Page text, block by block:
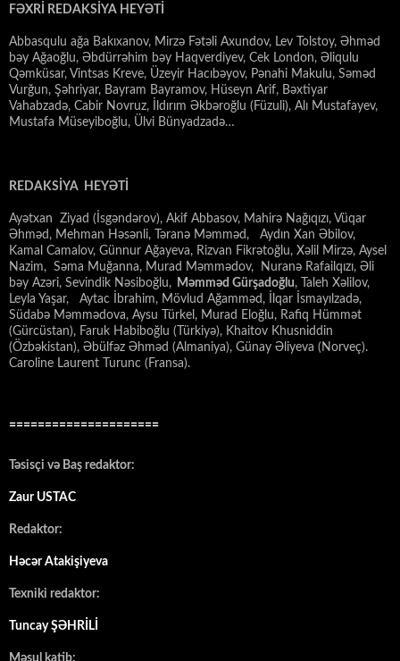
FƏXRİ REDAKSİYA HEYƏTİ
Abbasqulu ağa Bakıxanov, Mirzə Fətəli Axundov, Lev Tolstoy, Əhməd
bəy Ağaoğlu, Əbdürrəhim bəy Haqverdiyev, Cek London, Əliqulu
Qəmküsar, Vintsas Kreve, Üzeyir Hacıbəyov, Pənahi Makulu, Səməd
Vurğun, Şəhriyar, Bayram Bayramov, Hüseyn Arif, Bəxtiyar
Vahabzadə, Cabir Novruz, İldırım Əkbəroğlu (Füzuli), Alı Mustafayev,
Mustafa Müseyiboğlu, Ülvi Bünyadzadə…
REDAKSİYA HEYƏTİ
Ayətxan Ziyad (İsgəndərov), Akif Abbasov, Mahirə Nağıqızı, Vüqar
Əhməd, Mehman Həsənli, Təranə Məmməd, Aydın Xan Əbilov,
Kamal Camalov, Günnur Ağayeva, Rizvan Fikrətoğlu, Xəlil Mirzə, Aysel
Nazim, Səma Muğanna, Murad Məmmədov, Nuranə Rafailqızı, Əli
bəy Azəri, Sevindik Nəsiboğlu, Məmməd Gürşadoğlu, Taleh Xəlilov,
Leyla Yaşar, Aytac İbrahim, Mövlud Ağamməd, İlqar İsmayılzadə,
Südabə Məmmədova, Aysu Türkel, Murad Eloğlu, Rafiq Hümmət
(Gürcüstan), Faruk Habiboğlu (Türkiyə), Khaitov Khusniddin
(Özbəkistan), Əbülfəz Əhməd (Almaniya), Günay Əliyeva (Norveç).
Caroline Laurent Turunc (Fransa).
=====================
Təsisçi və Baş redaktor:
Zaur USTAC
Redaktor:
Həcər Atakişiyeva
Texniki redaktor:
Tuncay ŞƏHRİLİ